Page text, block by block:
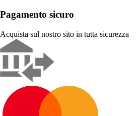
Pagamento sicuro
Acquista sul nostro sito in tutta sicurezza